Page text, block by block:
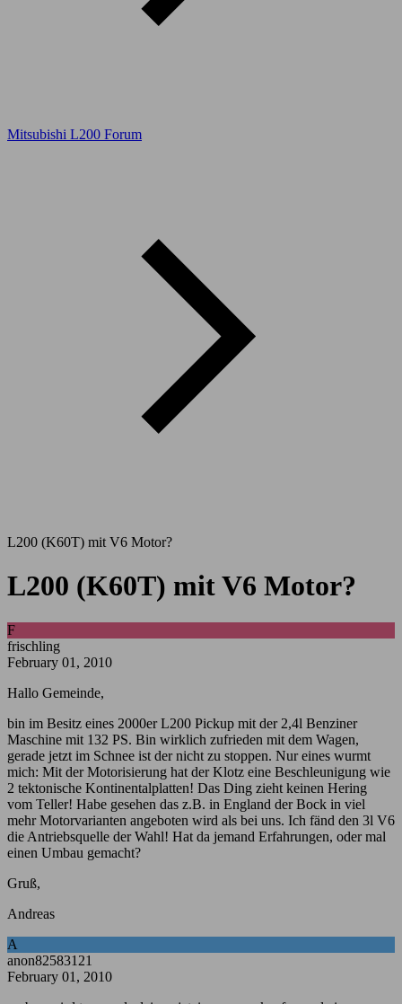
Mitsubishi L200 Forum
L200 (K60T) mit V6 Motor?
L200 (K60T) mit V6 Motor?
F
frischling
February 01, 2010
Hallo Gemeinde,
bin im Besitz eines 2000er L200 Pickup mit der 2,4l Benziner
Maschine mit 132 PS. Bin wirklich zufrieden mit dem Wagen,
gerade jetzt im Schnee ist der nicht zu stoppen. Nur eines wurmt
mich: Mit der Motorisierung hat der Klotz eine Beschleunigung wie
2 tektonische Kontinentalplatten! Das Ding zieht keinen Hering
vom Teller! Habe gesehen das z.B. in England der Bock in viel
mehr Motorvarianten angeboten wird als bei uns. Ich fänd den 3l V6
die Antriebsquelle der Wahl! Hat da jemand Erfahrungen, oder mal
einen Umbau gemacht?
Gruß,
Andreas
A
anon82583121
February 01, 2010